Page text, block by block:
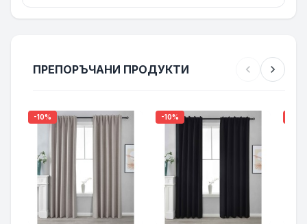
ПРЕПОРЪЧАНИ ПРОДУКТИ chevron_left chevron_right
-10% -10%